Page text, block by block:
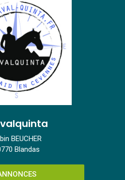
BEUCHER
Blandas